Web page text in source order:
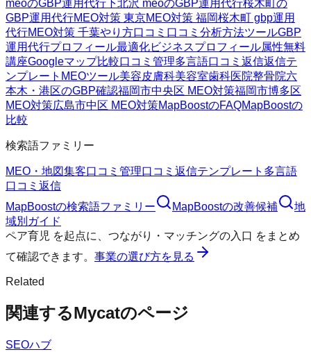
meoのGBP運用代行下北沢 meoのGBP運用代行桜木町の
GBP運用代行MEO対策 東京MEO対策 福岡桜木町 gbp運用
代行MEO対策 千葉やり方口コミ 口コミ分析方法ツールGBP
運用代行プロフィール最適化ビジネスプロフィール属性無料
講座Googleマップ比較口コミ管理多言語口コミ返信返信テ
ンプレート MEOツール美容皮膚科美容室歯科医院整骨院六
本木・港区のGBP確認福岡市中央区 MEO対策福岡市博多区
MEO対策広島市中区 MEO対策MapBoostのFAQMapBoostの
比較
検索語ファミリー
MEO・地図集客口コミ管理口コミ返信テンプレート 多言語
口コミ返信
MapBoostの検索語ファミリー MapBoostの改善候補
地
域別ガイド
ペア育児 を起点に、 つながり・マッチングの入口 をまとめ
て確認できます。 事業の選び方を見る
Related
関連するMycatのページ
SEOハブ